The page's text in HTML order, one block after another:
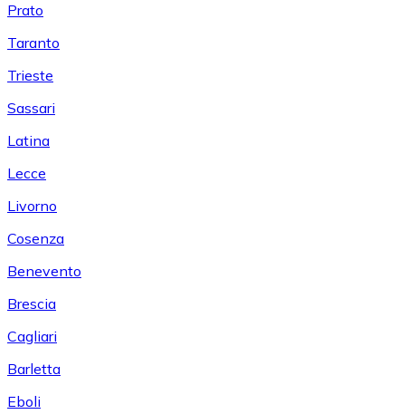
Prato
Taranto
Trieste
Sassari
Latina
Lecce
Livorno
Cosenza
Benevento
Brescia
Cagliari
Barletta
Eboli